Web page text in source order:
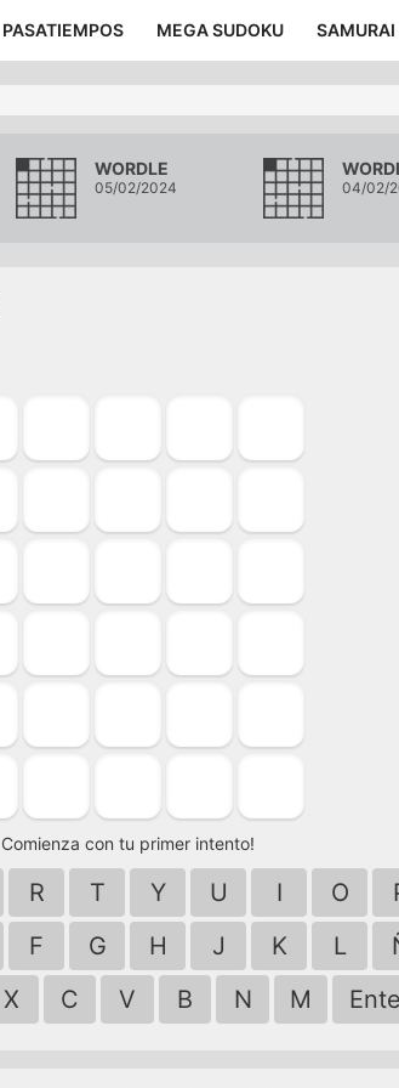
PASATIEMPOS MEGA SUDOKU SAMURAI
WORDLE
05/02/2024 04/02/
Comienza con tu primer intento!
R T Y U I O
F G H J K L
X C V B N M